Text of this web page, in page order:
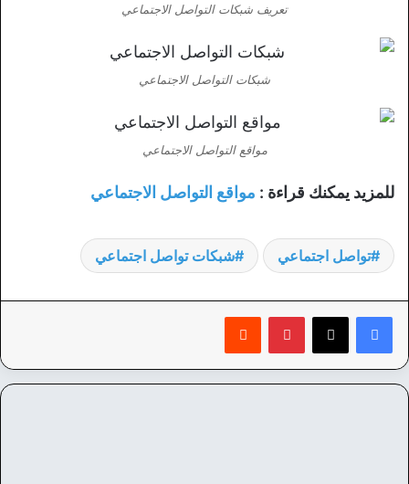
تعريف شبكات التواصل الاجتماعي
شبكات التواصل الاجتماعي
مواقع التواصل الاجتماعي
للمزيد يمكنك قراءة : مواقع التواصل الاجتماعي
تواصل اجتماعي شبكات تواصل اجتماعي
بينتيريست